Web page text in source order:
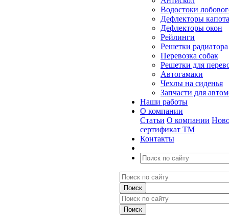
Водостоки
Дефлекторы капота
Дефлекторы окон
Рейлинги
Решетки радиатора
Перевозка собак
Решетки для
Автогамаки
Чехлы на сиденья
Запчасти для
Наши работы
О компании
Статьи О компании
сертификат ТМ
Контакты